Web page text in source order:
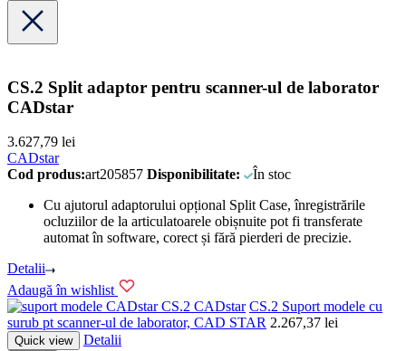
CS.2 Split adaptor pentru scanner-ul de laborator
CADstar
3.627,79 lei
CADstar
Cod produs:art205857 Disponibilitate:
În stoc
Cu ajutorul adaptorului opțional Split Case, înregistrările
ocluziilor de la articulatoarele obișnuite pot fi transferate
automat în software, corect și fără pierderi de precizie.
Detalii
Adaugă în wishlist
CADstar CS.2 Suport modele cu
surub pt scanner-ul de laborator, CAD STAR 2.267,37 lei
Quick view Detalii